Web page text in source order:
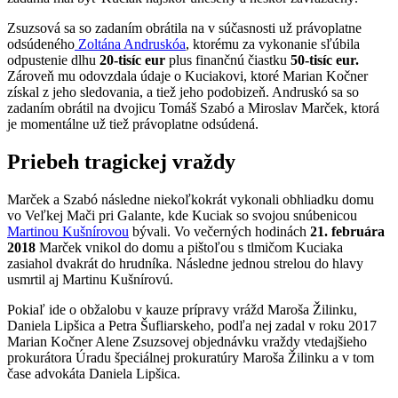
Zsuzsová sa so zadaním obrátila na v súčasnosti už právoplatne
odsúdeného Zoltána Andruskóa, ktorému za vykonanie sľúbila
odpustenie dlhu 20-tisíc eur plus finančnú čiastku 50-tisíc eur.
Zároveň mu odovzdala údaje o Kuciakovi, ktoré Marian Kočner
získal z jeho sledovania, a tiež jeho podobizeň. Andruskó sa so
zadaním obrátil na dvojicu Tomáš Szabó a Miroslav Marček, ktorá
je momentálne už tiež právoplatne odsúdená.
Priebeh tragickej vraždy
Marček a Szabó následne niekoľkokrát vykonali obhliadku domu
vo Veľkej Mači pri Galante, kde Kuciak so svojou snúbenicou
Martinou Kušnírovou bývali. Vo večerných hodinách 21. februára
2018 Marček vnikol do domu a pištoľou s tlmičom Kuciaka
zasiahol dvakrát do hrudníka. Následne jednou strelou do hlavy
usmrtil aj Martinu Kušnírovú.
Pokiaľ ide o obžalobu v kauze prípravy vrážd Maroša Žilinku,
Daniela Lipšica a Petra Šufliarskeho, podľa nej zadal v roku 2017
Marian Kočner Alene Zsuzsovej objednávku vraždy vtedajšieho
prokurátora Úradu špeciálnej prokuratúry Maroša Žilinku a v tom
čase advokáta Daniela Lipšica.